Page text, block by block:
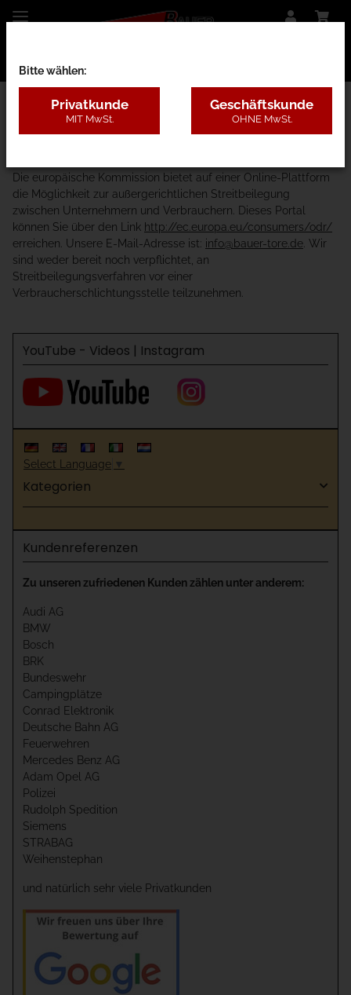
Startseite
Die europäische Kommission bietet auf einer Online-Plattform
die Möglichkeit zur außergerichtlichen Streitbeilegung
zwischen Unternehmern und Verbrauchern. Dieses Portal
können Sie über den Link http://ec.europa.eu/consumers/odr/
erreichen. Unsere E-Mail-Adresse ist: info@bauer-tore.de . Wir
sind weder bereit noch verpflichtet, an
Streitbeilegungsverfahren vor einer
Verbraucherschlichtungsstelle teilzunehmen.
YouTube - Videos | Instagram
Select Language ▼
Kategorien
Kundenreferenzen
Zu unseren zufriedenen Kunden zählen unter anderem:
Audi AG
BMW
Bosch
BRK
Bundeswehr
Campingplätze
Conrad Elektronik
Deutsche Bahn AG
Feuerwehren
Mercedes Benz AG
Adam Opel AG
Polizei
Rudolph Spedition
Siemens
STRABAG
Weihenstephan
und natürlich sehr viele Privatkunden
Bitte wählen:
Privatkunde
MIT MwSt.
Geschäftskunde
OHNE MwSt.